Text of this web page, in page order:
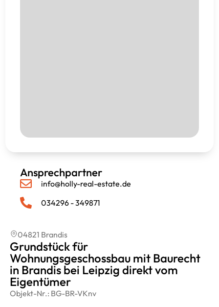
Ansprechpartner
info@holly-real-estate.de
034296 - 349871
04821 Brandis
Grundstück für
Wohnungsgeschossbau mit Baurecht
in Brandis bei Leipzig direkt vom
Eigentümer
Objekt-Nr.: BG-BR-VKnv